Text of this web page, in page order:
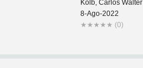
Kolb, Carlos Walter
8-Ago-2022
★ ★ ★ ★ ★ (0)